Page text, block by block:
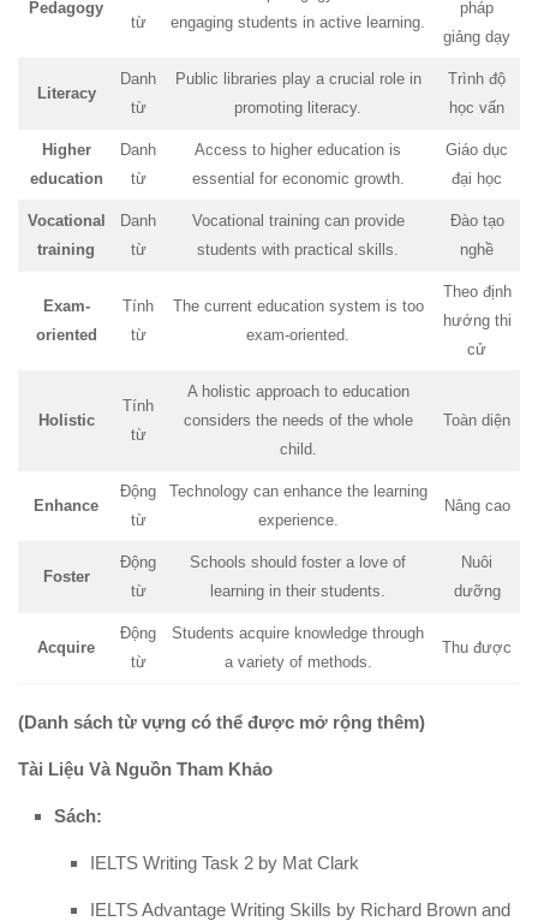
Pedagogy
từ
engaging students in active learning.
pháp
giảng dạy
Literacy
Danh
từ
Public libraries play a crucial role in
promoting literacy.
Trình độ
học vấn
Higher
education
Danh
từ
Access to higher education is
essential for economic growth.
Giáo dục
đại học
Vocational
training
Danh
từ
Vocational training can provide
students with practical skills.
Đào tạo
nghề
Exam-
oriented
Tính
từ
The current education system is too
exam-oriented.
Theo định
hướng thi
cử
Holistic
Tính
từ
A holistic approach to education
considers the needs of the whole
child.
Toàn diện
Enhance
Động
từ
Technology can enhance the learning
experience.
Nâng cao
Foster
Động
từ
Schools should foster a love of
learning in their students.
Nuôi
dưỡng
Acquire
Động
từ
Students acquire knowledge through
a variety of methods.
Thu được
(Danh sách từ vựng có thể được mở rộng thêm)
Tài Liệu Và Nguồn Tham Khảo
Sách:
IELTS Writing Task 2 by Mat Clark
IELTS Advantage Writing Skills by Richard Brown and